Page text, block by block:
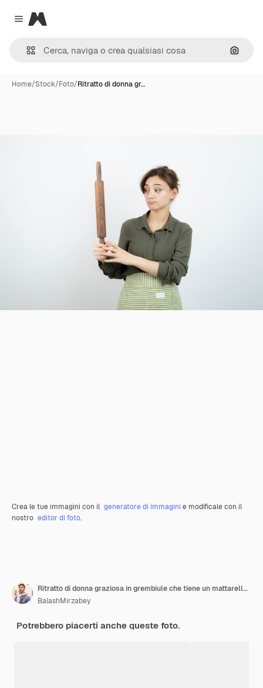
Close menu
Magnific
Cerca
Home/Stock/Foto/Ritratto di donna gr…
Crea le tue immagini con il generatore di immagini e modificale con il
nostro editor di foto.
Ritratto di donna graziosa in grembiule che tiene un mattarello. Foto di alta qualità
BalashMirzabey
Potrebbero piacerti anche queste foto.